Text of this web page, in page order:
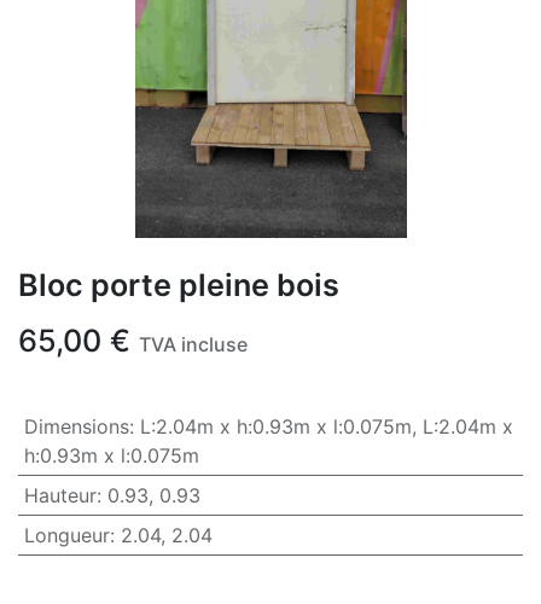
Bloc porte pleine bois
65,00 € TVA incluse
Dimensions: L:2.04m x h:0.93m x l:0.075m, L:2.04m x
h:0.93m x l:0.075m
Hauteur: 0.93, 0.93
Longueur: 2.04, 2.04